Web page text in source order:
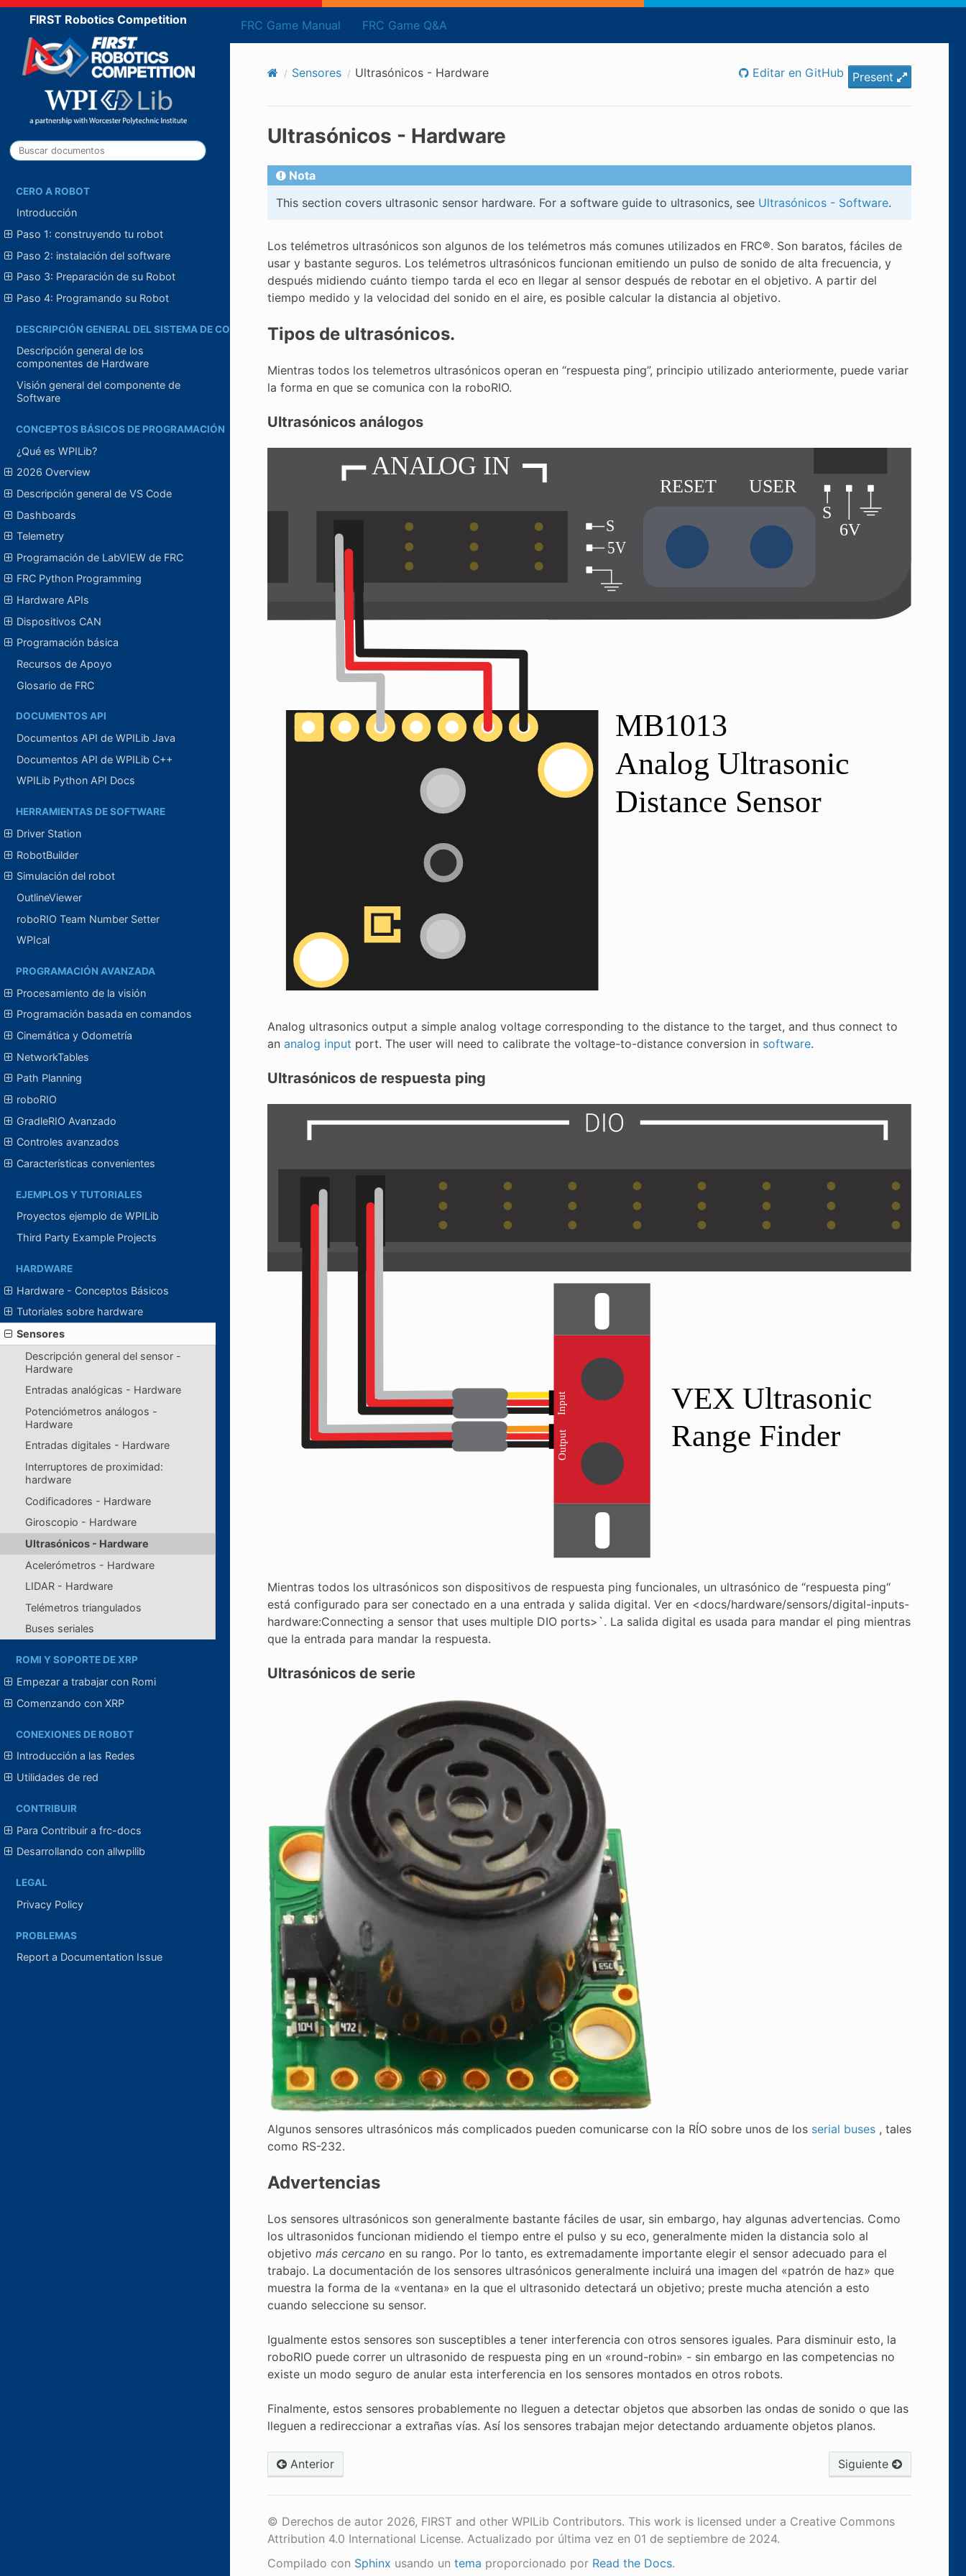
FRC Game Manual FRC Game Q&A
FIRST Robotics Competition
CERO A ROBOT
Introducción
Paso 1: construyendo tu robot
Paso 2: instalación del software
Paso 3: Preparación de su Robot
Paso 4: Programando su Robot
DESCRIPCIÓN GENERAL DEL SISTEMA DE CONTROL
Descripción general de los
componentes de Hardware
Visión general del componente de
Software
CONCEPTOS BÁSICOS DE PROGRAMACIÓN
¿Qué es WPILib?
2026 Overview
Descripción general de VS Code
Dashboards
Telemetry
Programación de LabVIEW de FRC
FRC Python Programming
Hardware APIs
Dispositivos CAN
Programación básica
Recursos de Apoyo
Glosario de FRC
DOCUMENTOS API
Documentos API de WPILib Java
Documentos API de WPILib C++
WPILib Python API Docs
HERRAMIENTAS DE SOFTWARE
Driver Station
RobotBuilder
Simulación del robot
OutlineViewer
roboRIO Team Number Setter
WPIcal
PROGRAMACIÓN AVANZADA
Procesamiento de la visión
Programación basada en comandos
Cinemática y Odometría
NetworkTables
Path Planning
roboRIO
GradleRIO Avanzado
Controles avanzados
Características convenientes
EJEMPLOS Y TUTORIALES
Proyectos ejemplo de WPILib
Third Party Example Projects
HARDWARE
Hardware - Conceptos Básicos
Tutoriales sobre hardware
Sensores
Descripción general del sensor -
Hardware
Entradas analógicas - Hardware
Potenciómetros análogos -
Hardware
Entradas digitales - Hardware
Interruptores de proximidad:
hardware
Codificadores - Hardware
Giroscopio - Hardware
Ultrasónicos - Hardware
Acelerómetros - Hardware
LIDAR - Hardware
Telémetros triangulados
Buses seriales
ROMI Y SOPORTE DE XRP
Empezar a trabajar con Romi
Comenzando con XRP
CONEXIONES DE ROBOT
Introducción a las Redes
Utilidades de red
CONTRIBUIR
Para Contribuir a frc-docs
Desarrollando con allwpilib
LEGAL
Privacy Policy
PROBLEMAS
Report a Documentation Issue
Sensores Ultrasónicos - Hardware Present
Editar en GitHub
Ultrasónicos - Hardware
Nota
This section covers ultrasonic sensor hardware. For a software guide to ultrasonics, see Ultrasónicos - Software.
Los telémetros ultrasónicos son algunos de los telémetros más comunes utilizados en FRC®. Son baratos, fáciles de
usar y bastante seguros. Los telémetros ultrasónicos funcionan emitiendo un pulso de sonido de alta frecuencia, y
después midiendo cuánto tiempo tarda el eco en llegar al sensor después de rebotar en el objetivo. A partir del
tiempo medido y la velocidad del sonido en el aire, es posible calcular la distancia al objetivo.
Tipos de ultrasónicos.
Mientras todos los telemetros ultrasónicos operan en “respuesta ping”, principio utilizado anteriormente, puede variar
la forma en que se comunica con la roboRIO.
Ultrasónicos análogos
Analog ultrasonics output a simple analog voltage corresponding to the distance to the target, and thus connect to
an analog input port. The user will need to calibrate the voltage-to-distance conversion in software.
Ultrasónicos de respuesta ping
Mientras todos los ultrasónicos son dispositivos de respuesta ping funcionales, un ultrasónico de “respuesta ping“
está configurado para ser conectado en a una entrada y salida digital. Ver en <docs/hardware/sensors/digital-inputs-
hardware:Connecting a sensor that uses multiple DIO ports>`. La salida digital es usada para mandar el ping mientras
que la entrada para mandar la respuesta.
Ultrasónicos de serie
Algunos sensores ultrasónicos más complicados pueden comunicarse con la RÍO sobre unos de los serial buses, tales
como RS-232.
Advertencias
Los sensores ultrasónicos son generalmente bastante fáciles de usar, sin embargo, hay algunas advertencias. Como
los ultrasonidos funcionan midiendo el tiempo entre el pulso y su eco, generalmente miden la distancia solo al
objetivo más cercano en su rango. Por lo tanto, es extremadamente importante elegir el sensor adecuado para el
trabajo. La documentación de los sensores ultrasónicos generalmente incluirá una imagen del «patrón de haz» que
muestra la forma de la «ventana» en la que el ultrasonido detectará un objetivo; preste mucha atención a esto
cuando seleccione su sensor.
Igualmente estos sensores son susceptibles a tener interferencia con otros sensores iguales. Para disminuir esto, la
roboRIO puede correr un ultrasonido de respuesta ping en un «round-robin» - sin embargo en las competencias no
existe un modo seguro de anular esta interferencia en los sensores montados en otros robots.
Finalmente, estos sensores probablemente no lleguen a detectar objetos que absorben las ondas de sonido o que las
lleguen a redireccionar a extrañas vías. Así los sensores trabajan mejor detectando arduamente objetos planos.
Anterior Siguiente
© Derechos de autor 2026, FIRST and other WPILib Contributors. This work is licensed under a Creative Commons
Attribution 4.0 International License. Actualizado por última vez en 01 de septiembre de 2024.
Compilado con Sphinx usando un tema proporcionado por Read the Docs.